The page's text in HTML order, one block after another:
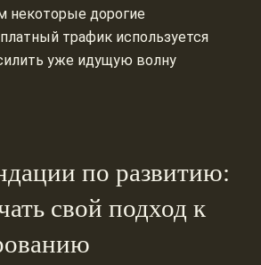
некоторые дорогие
трафик используется
уже идущую волну
по развитию:
свой подход к